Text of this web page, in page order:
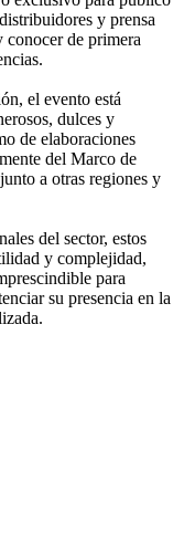
y prensa
de primera
el evento está
dulces y
de elaboraciones
del Marco de
a otras regiones y
del sector, estos
y complejidad,
para
su presencia en la